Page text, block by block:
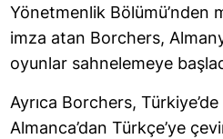
Yönetmenlik Bölümü’nden
imza atan Borchers,
oyunlar sahnelemeye
Ayrıca Borchers,
Almanca’dan Türkçe’ye